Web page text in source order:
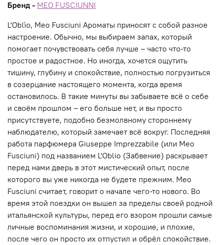
Бренд - MEO FUSCIUNNI
L'Oblìo, Meo Fusciuni Ароматы приносят с собой разное
настроение. Обычно, мы выбираем запах, который
помогает почувствовать себя лучше – часто что-то
простое и радостное. Но иногда, хочется ощутить
тишину, глубину и спокойствие, полностью погрузиться
в созерцание настоящего момента, когда время
остановилось. В такие минуты вы забываете всё о себе
и своём прошлом – его больше нет, и вы просто
присутствуете, подобно безмолвному стороннему
наблюдателю, который замечает всё вокруг. Последняя
работа парфюмера Giuseppe Imprezzabile (или Meo
Fusciuni) под названием L'Oblio (Забвение) раскрывает
перед нами дверь в этот мистический опыт, после
которого вы уже никогда не будете прежним. Meo
Fusciuni считает, говорит о начале чего-то нового. Во
время этой поездки он вышел за пределы своей родной
итальянской культуры, перед его взором прошли самые
личные воспоминания жизни, и хорошие, и плохие,
после чего он просто их отпустил и обрёл спокойствие.